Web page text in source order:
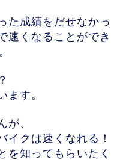
た成績をだせなかっ
速くなることができ
ます。
が、
イクは速くなれる！
を知ってもらいたく